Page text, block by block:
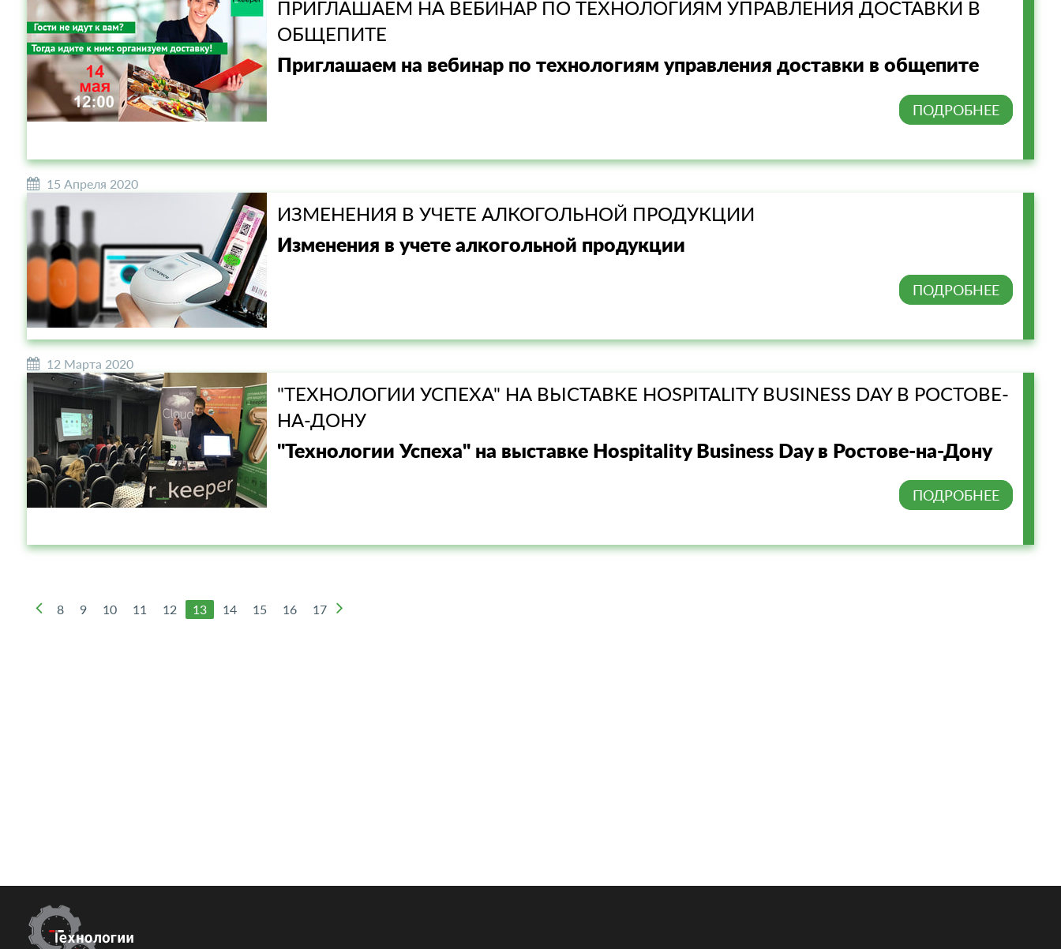
ПРИГЛАШАЕМ НА ВЕБИНАР ПО ТЕХНОЛОГИЯМ УПРАВЛЕНИЯ ДОСТАВКИ В
ОБЩЕПИТЕ
Приглашаем на вебинар по технологиям управления доставки в общепите
ПОДРОБНЕЕ
15 Апреля 2020
ИЗМЕНЕНИЯ В УЧЕТЕ АЛКОГОЛЬНОЙ ПРОДУКЦИИ
Изменения в учете алкогольной продукции
ПОДРОБНЕЕ
12 Марта 2020
"ТЕХНОЛОГИИ УСПЕХА" НА ВЫСТАВКЕ HOSPITALITY BUSINESS DAY В РОСТОВЕ-
НА-ДОНУ
"Технологии Успеха" на выставке Hospitality Business Day в Ростове-на-Дону
ПОДРОБНЕЕ
8 9 10 11 12 13 14 15 16 17